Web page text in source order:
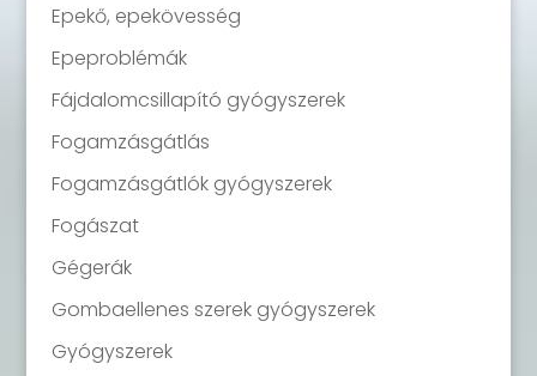
Epekő, epekövesség
Epeproblémák
Fájdalomcsillapító gyógyszerek
Fogamzásgátlás
Fogamzásgátlók gyógyszerek
Fogászat
Gégerák
Gombaellenes szerek gyógyszerek
Gyógyszerek